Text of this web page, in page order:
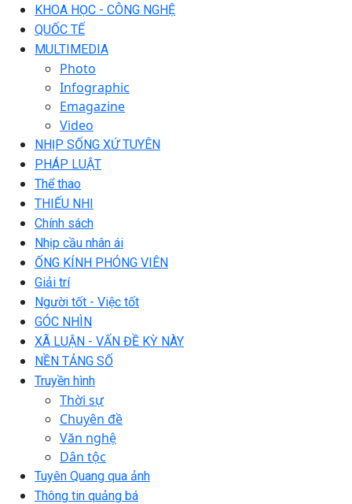
KHOA HỌC - CÔNG NGHỆ
QUỐC TẾ
MULTIMEDIA
Photo
Infographic
Emagazine
Video
NHỊP SỐNG XỨ TUYÊN
PHÁP LUẬT
Thể thao
THIẾU NHI
Chính sách
Nhịp cầu nhân ái
ỐNG KÍNH PHÓNG VIÊN
Giải trí
Người tốt - Việc tốt
GÓC NHÌN
XÃ LUẬN - VẤN ĐỀ KỲ NÀY
NỀN TẢNG SỐ
Truyền hình
Thời sự
Chuyên đề
Văn nghệ
Dân tộc
Tuyên Quang qua ảnh
Thông tin quảng bá